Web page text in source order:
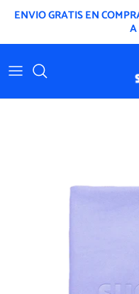
contenido
ENVIO GRATIS EN
Mochilas y Bolsas
Toallas Lisas
Toalla Bolsa
Gorros de baño